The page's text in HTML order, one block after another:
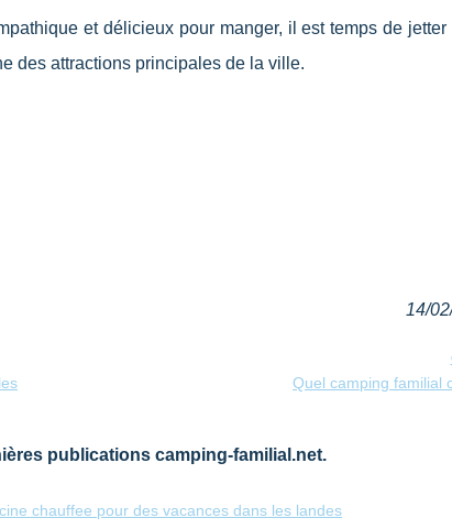
et délicieux pour manger, il est temps de
des attractions principales de la ville.
14/
Quel camping familial
publications camping-familial.net.
chauffee pour des vacances dans les landes